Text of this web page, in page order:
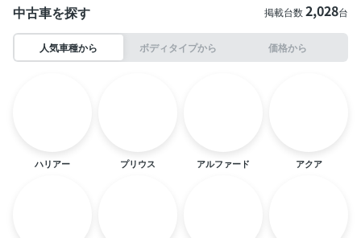
中古車を探す 掲載台数2,028台
人気車種から ボディタイプから 価格から
ハリアー プリウス アルファード アクア